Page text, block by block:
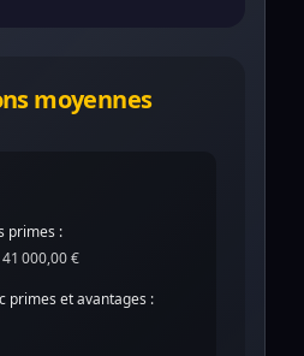
moyennes
primes :
000,00 €
primes et avantages :